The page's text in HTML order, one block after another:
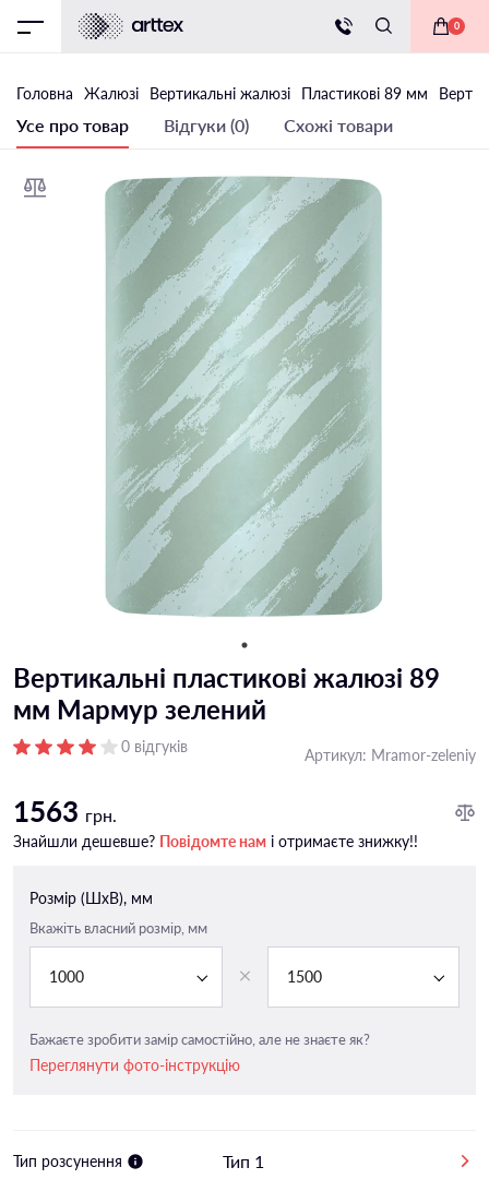
0
Головна Жалюзі Вертикальні жалюзі Пластикові 89 мм
Усе про товар Відгуки (0) Схожі товари
Вертикальні пластикові жалюзі 89
мм Мармур зелений
0 відгуків Артикул: Mramor-zeleniy
1563 грн.
Знайшли дешевше? Повідомте нам і отримаєте знижку!!
Розмір (ШxВ), мм
Вкажіть власний розмір, мм
1000 1500
Бажаєте зробити замір самостійно, але не знаєте як?
Переглянути фото-інструкцію
Тип розсунення Тип 1